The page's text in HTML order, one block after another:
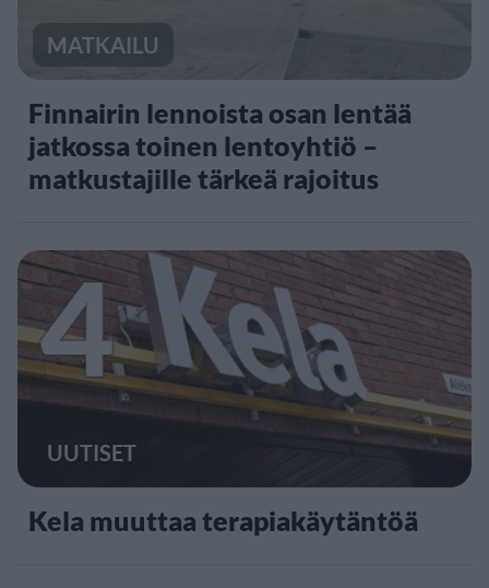
MATKAILU
Finnairin lennoista osan lentää
jatkossa toinen lentoyhtiö –
matkustajille tärkeä rajoitus
4
UUTISET
Kela muuttaa terapiakäytäntöä